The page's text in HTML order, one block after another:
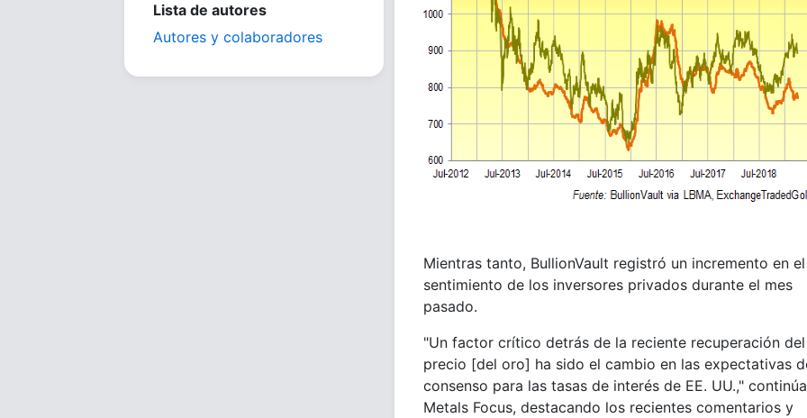
Lista de autores
Autores y colaboradores
Mientras tanto, BullionVault registró un incremento en el
sentimiento de los inversores privados durante el mes
pasado.
"Un factor crítico detrás de la reciente recuperación del
precio [del oro] ha sido el cambio en las expectativas
consenso para las tasas de interés de EE. UU.," continúa
Metals Focus, destacando los recientes comentarios y